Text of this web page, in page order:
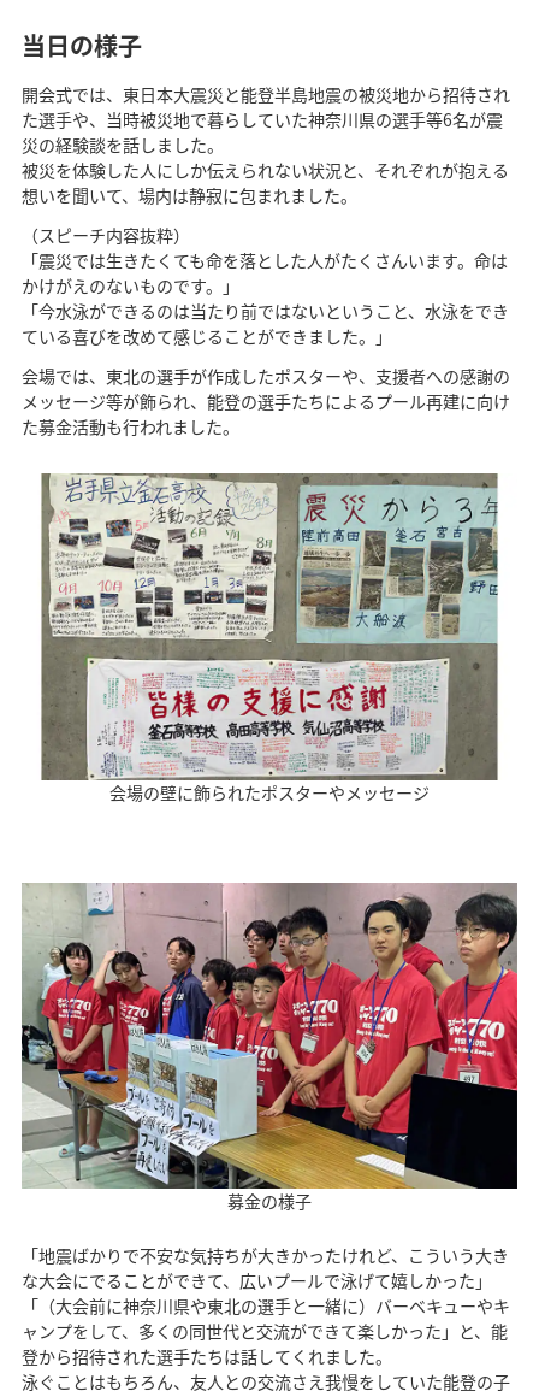
当日の様子
開会式では、東日本大震災と能登半島地震の被災地から招待され
た選手や、当時被災地で暮らしていた神奈川県の選手等6名が震
災の経験談を話しました。
被災を体験した人にしか伝えられない状況と、それぞれが抱える
想いを聞いて、場内は静寂に包まれました。
（スピーチ内容抜粋）
「震災では生きたくても命を落とした人がたくさんいます。命は
かけがえのないものです。」
「今水泳ができるのは当たり前ではないということ、水泳をでき
ている喜びを改めて感じることができました。」
会場では、東北の選手が作成したポスターや、支援者への感謝の
メッセージ等が飾られ、能登の選手たちによるプール再建に向け
た募金活動も行われました。
会場の壁に飾られたポスターやメッセージ
募金の様子
「地震ばかりで不安な気持ちが大きかったけれど、こういう大き
な大会にでることができて、広いプールで泳げて嬉しかった」
「（大会前に神奈川県や東北の選手と一緒に）バーベキューやキ
ャンプをして、多くの同世代と交流ができて楽しかった」と、能
登から招待された選手たちは話してくれました。
泳ぐことはもちろん、友人との交流さえ我慢をしていた能登の子